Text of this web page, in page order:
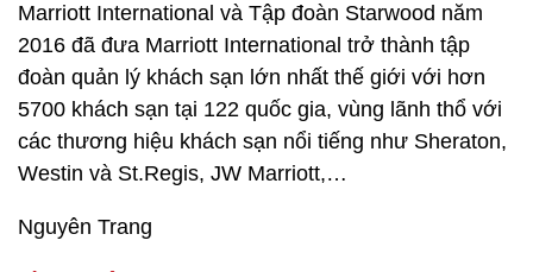
Marriott International và Tập đoàn Starwood năm
2016 đã đưa Marriott International trở thành tập
đoàn quản lý khách sạn lớn nhất thế giới với hơn
5700 khách sạn tại 122 quốc gia, vùng lãnh thổ với
các thương hiệu khách sạn nổi tiếng như Sheraton,
Westin và St.Regis, JW Marriott,…
Nguyên Trang